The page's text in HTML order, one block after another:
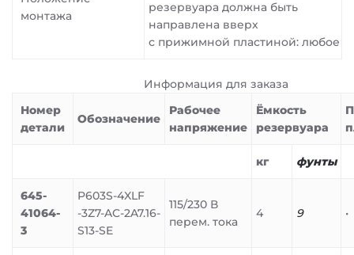
монтажа
резервуара должна быть
направлена вверх
с прижимной пластиной: любое
Информация для заказа
Номер
детали
Обозначение
Рабочее
напряжение
Ёмкость
резервуара
кг фунты
645-
41064-
3
P603S-4XLF
-3Z7-AC-2A7.16-
S13-SE
115/230 В
перем. тока
4 9 •